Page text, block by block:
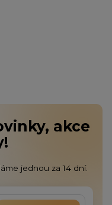
akce
jednou za 14 dní.